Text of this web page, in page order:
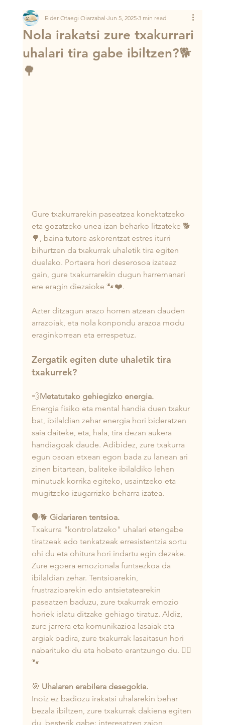
Nola irakatsi zure txakurrari
uhalari tira gabe ibiltzen?🐕
🌳
Eider Otaegi Oiarzabal Jun 5, 2025 3 min read
Gure txakurrarekin paseatzea konektatzeko
eta gozatzeko unea izan beharko litzateke 🐕
🌳, baina tutore askorentzat estres iturri
bihurtzen da txakurrak uhaletik tira egiten
duelako. Portaera hori deserosoa izateaz
gain, gure txakurrarekin dugun harremanari
ere eragin diezaioke 🐾❤️.
Azter ditzagun arazo horren atzean dauden
arrazoiak, eta nola konpondu arazoa modu
eraginkorrean eta errespetuz.
Zergatik egiten dute uhaletik tira
txakurrek?
💨Metatutako gehiegizko energia.
Energia fisiko eta mental handia duen txakur
bat, ibilaldian zehar energia hori bideratzen
saia daiteke, eta, hala, tira dezan aukera
handiagoak daude. Adibidez, zure txakurra
egun osoan etxean egon bada zu lanean ari
zinen bitartean, baliteke ibilaldiko lehen
minutuak korrika egiteko, usaintzeko eta
mugitzeko izugarrizko beharra izatea.
🗣️🐕 Gidariaren tentsioa.
Txakurra "kontrolatzeko" uhalari etengabe
tiratzeak edo tenkatzeak erresistentzia sortu
ohi du eta ohitura hori indartu egin dezake.
Zure egoera emozionala funtsezkoa da
ibilaldian zehar. Tentsioarekin,
frustrazioarekin edo antsietatearekin
paseatzen baduzu, zure txakurrak emozio
horiek islatu ditzake gehiago tiratuz. Aldiz,
zure jarrera eta komunikazioa lasaiak eta
argiak badira, zure txakurrak lasaitasun hori
nabarituko du eta hobeto erantzungo du. 🧘‍♂️
🐾
🎯 Uhalaren erabilera desegokia.
Inoiz ez badiozu irakatsi uhalarekin behar
bezala ibiltzen, zure txakurrak dakiena egiten
du, besterik gabe: interesatzen zaion